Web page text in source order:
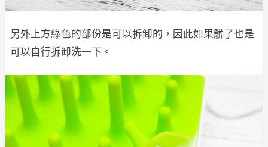
另外上方綠色的部份是可以拆卸的，因此如果髒了也是
可以自行拆卸洗一下。